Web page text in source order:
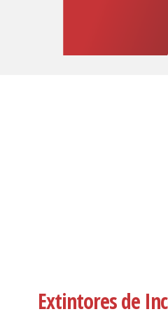
Extintores de